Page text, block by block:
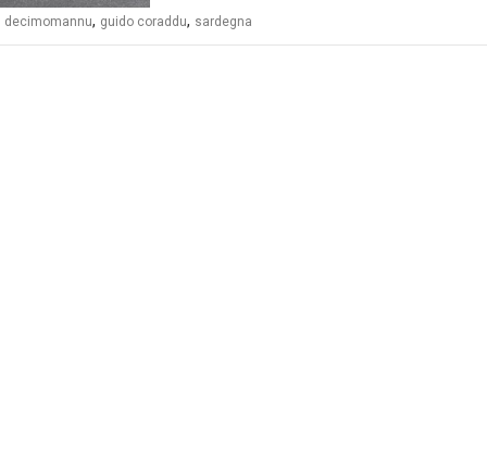
decimomannu, guido coraddu, sardegna